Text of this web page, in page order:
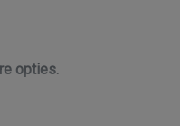
Rijstrooksensor met
opties.